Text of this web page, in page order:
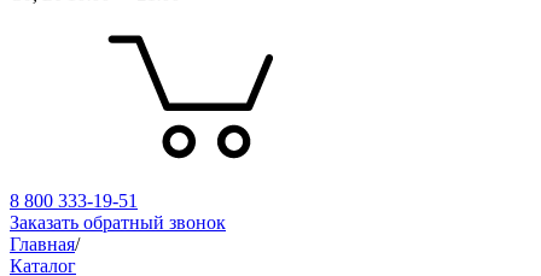
8 800 333-19-51
Заказать обратный звонок
Главная/
Каталог